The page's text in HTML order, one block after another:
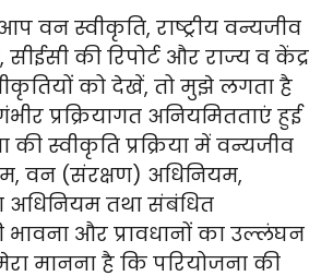
वन स्वीकृति, राष्ट्रीय वन्यजीव
सीईसी की रिपोर्ट और राज्य व केंद्र
को देखें, तो मुझे लगता है
प्रक्रियागत अनियमितताएं हुई
की स्वीकृति प्रक्रिया में वन्यजीव
वन (संरक्षण) अधिनियम,
अधिनियम तथा संबंधित
और प्रावधानों का उल्लंघन
मानना है कि परियोजना की